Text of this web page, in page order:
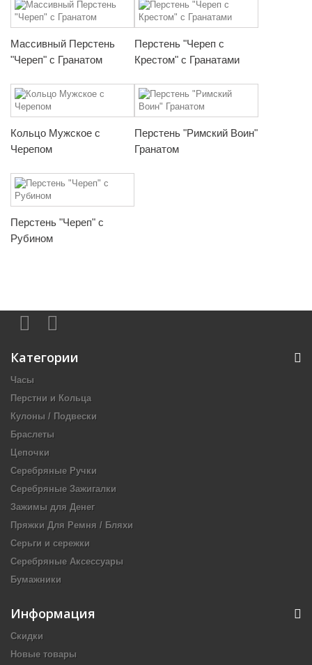
Массивный Перстень
"Череп" с Гранатом
Перстень "Череп с
Крестом" с Гранатами
Кольцо Мужское с
Черепом
Перстень "Римский Воин"
Гранатом
Перстень "Череп" с
Рубином
Категории
Часы
Перстни и Кольца
Кулоны / Подвески
Браслеты
Цепочки
Серебряные Ручки
Серебряные Зажигалки
Зажимы для Денег
Пряжки Для Ремня / Бляхи
Серьги и сережки
Серебряные Аксессуары
Бумажники
Информация
Скидки
Новые товары